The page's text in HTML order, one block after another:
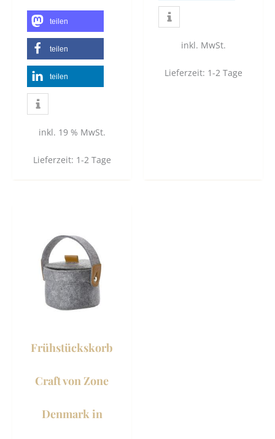
teilen
teilen
teilen
inkl. 19 % MwSt.
Lieferzeit: 1-2 Tage
inkl. MwSt.
Lieferzeit: 1-2 Tage
Frühstückskorb
Craft von Zone
Denmark in